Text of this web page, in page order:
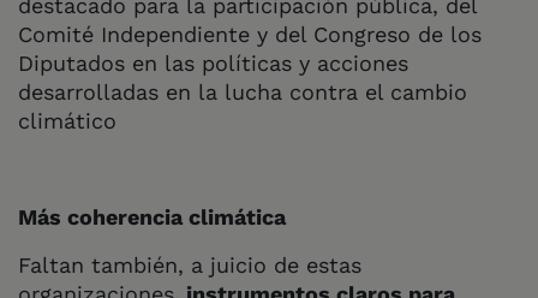
destacado para la participación pública, del
Comité Independiente y del Congreso de los
Diputados en las políticas y acciones
desarrolladas en la lucha contra el cambio
climático
Más coherencia climática
Faltan también, a juicio de estas